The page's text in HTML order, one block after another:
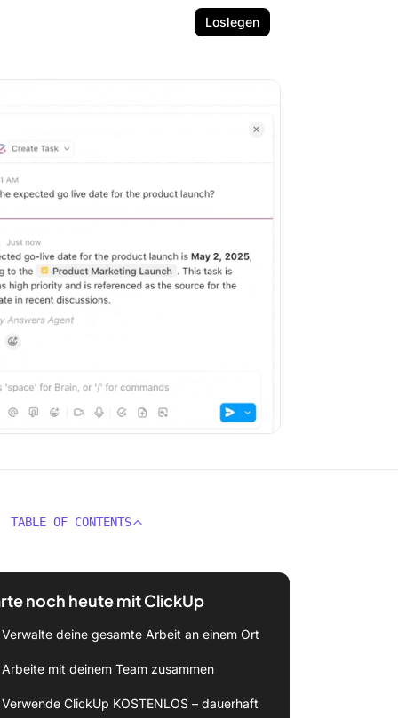
Loslegen
TABLE OF CONTENTS
noch heute mit ClickUp
Verwalte deine gesamte Arbeit an einem Ort
Arbeite mit deinem Team zusammen
Verwende ClickUp KOSTENLOS – dauerhaft